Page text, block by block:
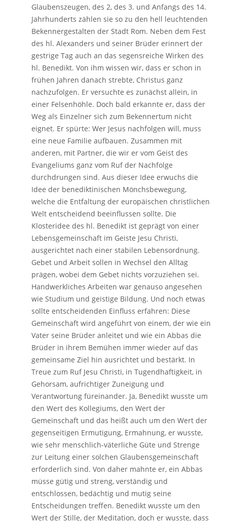
Glaubenszeugen, des 2, des 3. und Anfangs des 14.
Jahrhunderts zählen sie so zu den hell leuchtenden
Bekennergestalten der Stadt Rom. Neben dem Fest
des hl. Alexanders und seiner Brüder erinnert der
gestrige Tag auch an das segensreiche Wirken des
hl. Benedikt. Von ihm wissen wir, dass er schon in
frühen Jahren danach strebte, Christus ganz
nachzufolgen. Er versuchte es zunächst allein, in
einer Felsenhöhle. Doch bald erkannte er, dass der
Weg als Einzelner sich zum Bekennertum nicht
eignet. Er spürte: Wer Jesus nachfolgen will, muss
eine neue Familie aufbauen. Zusammen mit
anderen, mit Partner, die wir er vom Geist des
Evangeliums ganz vom Ruf der Nachfolge
durchdrungen sind. Aus dieser Idee erwuchs die
Idee der benediktinischen Mönchsbewegung,
welche die Entfaltung der europäischen christlichen
Welt entscheidend beeinflussen sollte. Die
Klosteridee des hl. Benedikt ist geprägt von einer
Lebensgemeinschaft im Geiste Jesu Christi,
ausgerichtet nach einer stabilen Lebensordnung.
Gebet und Arbeit sollen in Wechsel den Alltag
prägen, wobei dem Gebet nichts vorzuziehen sei.
Handwerkliches Arbeiten war genauso angesehen
wie Studium und geistige Bildung. Und noch etwas
sollte entscheidenden Einfluss erfahren: Diese
Gemeinschaft wird angeführt von einem, der wie ein
Vater seine Brüder anleitet und wie ein Abbas die
Brüder in ihrem Bemühen immer wieder auf das
gemeinsame Ziel hin ausrichtet und bestärkt. In
Treue zum Ruf Jesu Christi, in Tugendhaftigkeit, in
Gehorsam, aufrichtiger Zuneigung und
Verantwortung füreinander. Ja, Benedikt wusste um
den Wert des Kollegiums, den Wert der
Gemeinschaft und das heißt auch um den Wert der
gegenseitigen Ermutigung, Ermahnung, er wusste,
wie sehr menschlich-väterliche Güte und Strenge
zur Leitung einer solchen Glaubensgemeinschaft
erforderlich sind. Von daher mahnte er, ein Abbas
müsse gütig und streng, verständig und
entschlossen, bedächtig und mutig seine
Entscheidungen treffen. Benedikt wusste um den
Wert der Stille, der Meditation, doch er wusste, dass